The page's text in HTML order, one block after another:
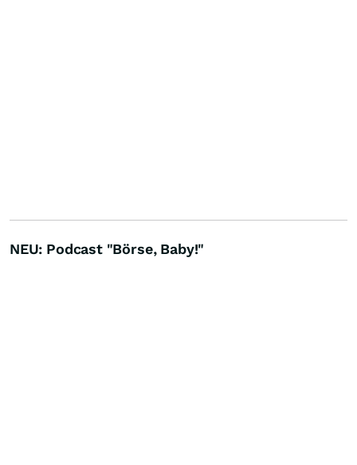
NEU: Podcast "Börse, Baby!"